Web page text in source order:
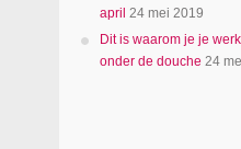
april 24 mei 2019
Dit is waarom je je
onder de douche 24